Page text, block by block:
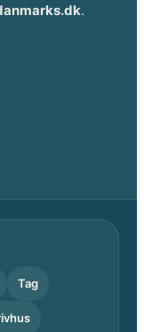
.
Tag